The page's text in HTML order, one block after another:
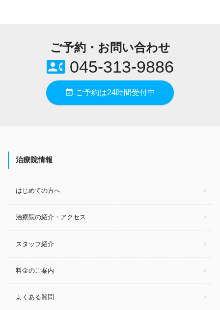
ご予約・お問い合わせ
contact_phone045-313-9886
event_available ご予約は24時間受付中
治療院情報
はじめての方へ
治療院の紹介・アクセス
スタッフ紹介
料金のご案内
よくある質問